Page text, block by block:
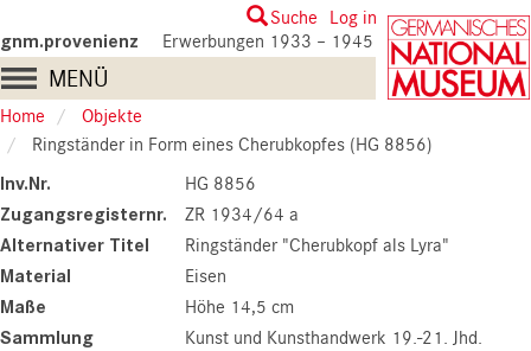
to
main
content
User
account
menu
Suche Log in
gnm.provenienz Erwerbungen 1933 – 1945
Main
navigation
MENÜ
Home
Objekte
Ringständer in Form eines Cherubkopfes (HG 8856)
Inv.Nr. HG 8856
Zugangsregisternr. ZR 1934/64 a
Alternativer Titel Ringständer "Cherubkopf als Lyra"
Material Eisen
Maße Höhe 14,5 cm
Sammlung Kunst und Kunsthandwerk 19.-21. Jhd.